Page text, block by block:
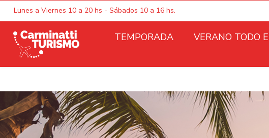
Lunes a Viernes 10 a 20 hs - Sábados 10 a 16 hs.
TEMPORADA VERANO TODO